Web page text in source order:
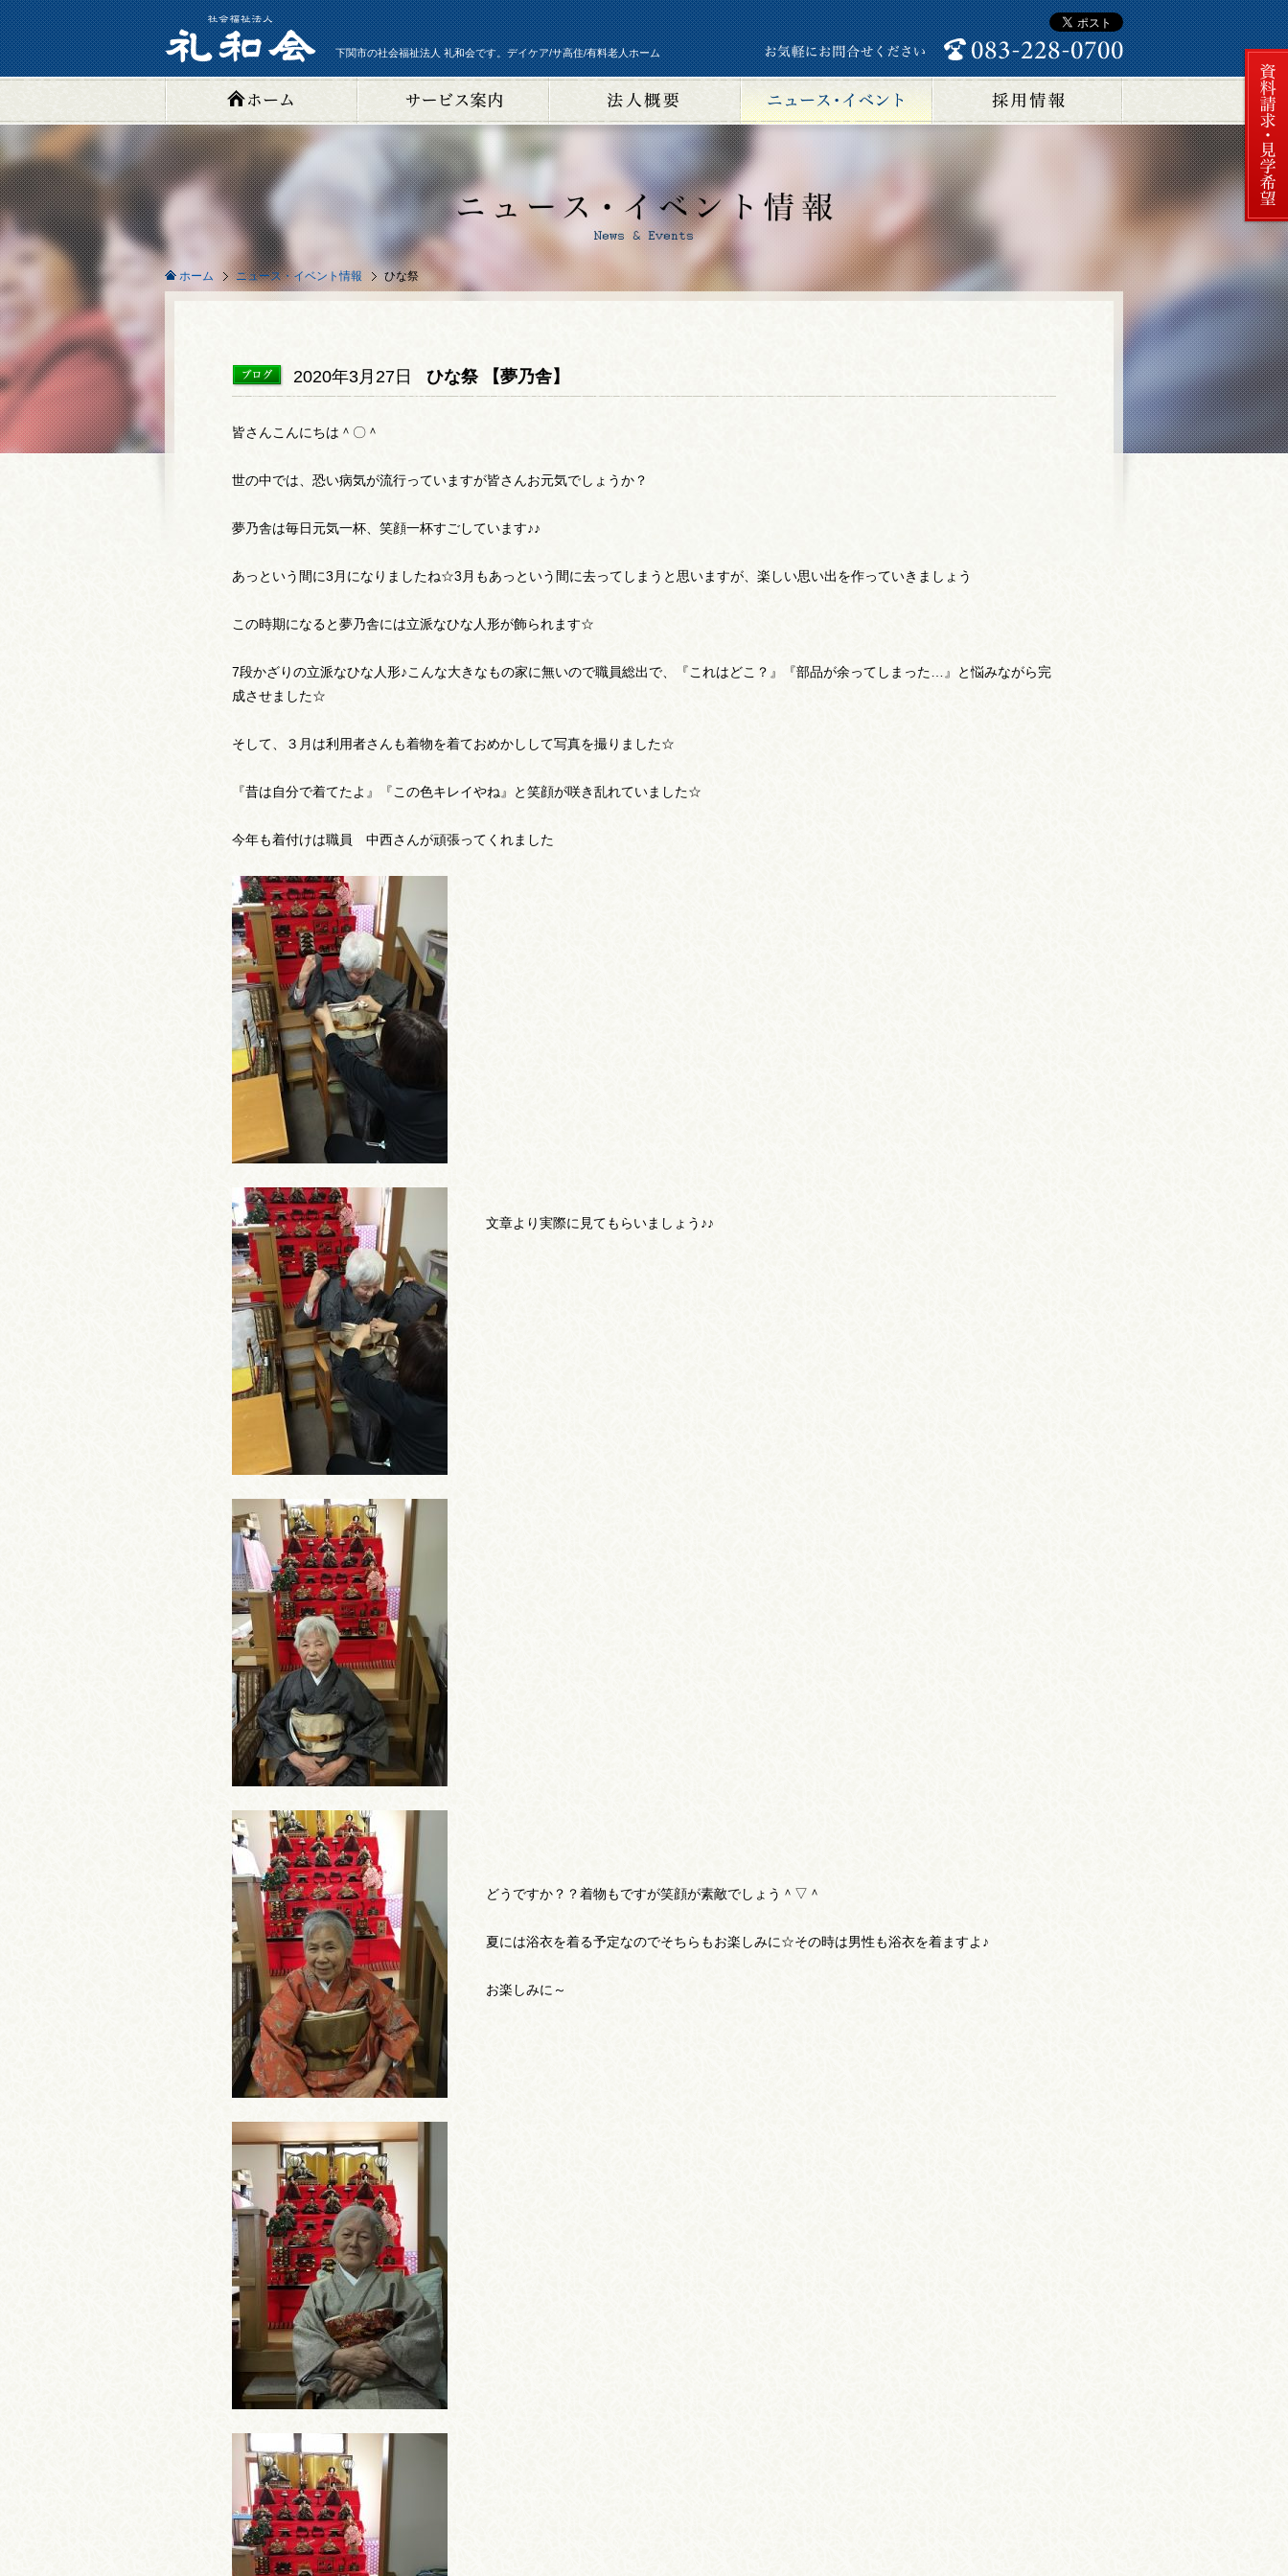
下関市の社会福祉法人 礼和会です。デイケア/サ高住/有料老人ホーム
ホーム ニュース・イベント情報 ひな祭
2020年3月27日 ひな祭 【夢乃舎】
皆さんこんにちは＾〇＾
世の中では、恐い病気が流行っていますが皆さんお元気でしょうか？
夢乃舎は毎日元気一杯、笑顔一杯すごしています♪♪
あっという間に3月になりましたね☆3月もあっという間に去ってしまうと思いますが、楽しい思い出を作っていきましょう
この時期になると夢乃舎には立派なひな人形が飾られます☆
7段かざりの立派なひな人形♪こんな大きなもの家に無いので職員総出で、『これはどこ？』『部品が余ってしまった…』と悩みながら完
成させました☆
そして、３月は利用者さんも着物を着ておめかしして写真を撮りました☆
『昔は自分で着てたよ』『この色キレイやね』と笑顔が咲き乱れていました☆
今年も着付けは職員 中西さんが頑張ってくれました
文章より実際に見てもらいましょう♪♪
どうですか？？着物もですが笑顔が素敵でしょう＾▽＾
夏には浴衣を着る予定なのでそちらもお楽しみに☆その時は男性も浴衣を着ますよ♪
お楽しみに～